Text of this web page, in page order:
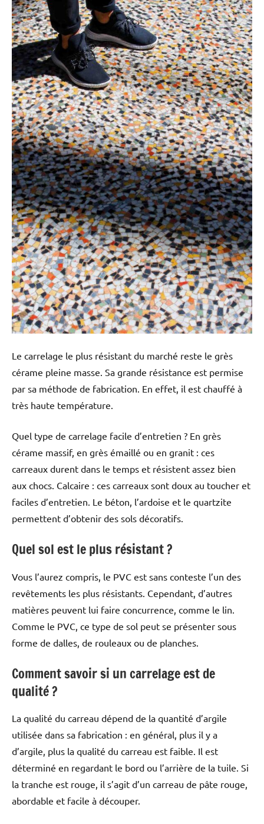
Le carrelage le plus résistant du marché reste le grès
cérame pleine masse. Sa grande résistance est permise
par sa méthode de fabrication. En effet, il est chauffé à
très haute température.
Quel type de carrelage facile d’entretien ? En grès
cérame massif, en grès émaillé ou en granit : ces
carreaux durent dans le temps et résistent assez bien
aux chocs. Calcaire : ces carreaux sont doux au toucher et
faciles d’entretien. Le béton, l’ardoise et le quartzite
permettent d’obtenir des sols décoratifs.
Quel sol est le plus résistant ?
Vous l’aurez compris, le PVC est sans conteste l’un des
revêtements les plus résistants. Cependant, d’autres
matières peuvent lui faire concurrence, comme le lin.
Comme le PVC, ce type de sol peut se présenter sous
forme de dalles, de rouleaux ou de planches.
Comment savoir si un carrelage est de
qualité ?
La qualité du carreau dépend de la quantité d’argile
utilisée dans sa fabrication : en général, plus il y a
d’argile, plus la qualité du carreau est faible. Il est
déterminé en regardant le bord ou l’arrière de la tuile. Si
la tranche est rouge, il s’agit d’un carreau de pâte rouge,
abordable et facile à découper.